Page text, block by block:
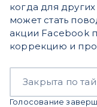
когда для
может стать
акции Facebook
коррекцию и
Закрыта по
Голосование